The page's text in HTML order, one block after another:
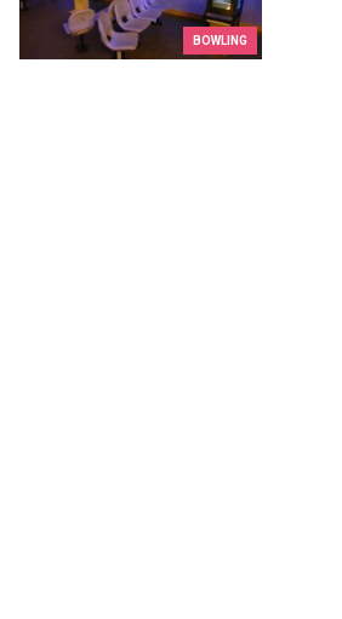
BOWLING